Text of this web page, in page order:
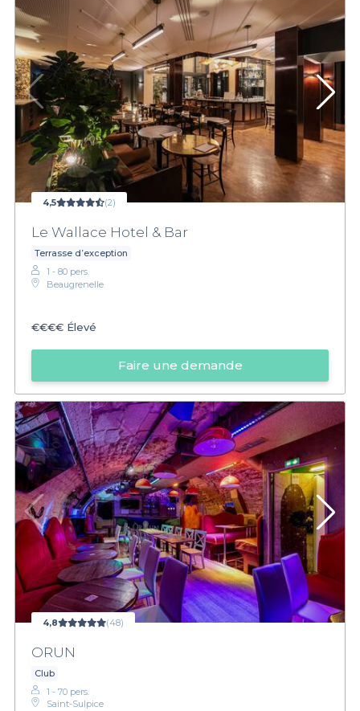
4,5 (2)
Le Wallace Hotel & Bar
Terrasse d’exception
1 - 80 pers.
Beaugrenelle
€€€€ Élevé
Faire une demande
4,8 (48)
ORUN
Club
1 - 70 pers.
Saint-Sulpice